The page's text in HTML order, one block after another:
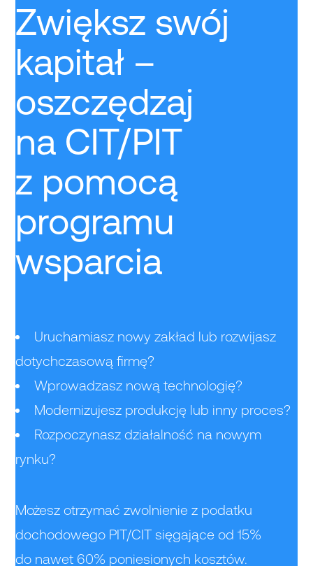
Zwiększ swój
kapitał –
oszczędzaj
na CIT/PIT
z pomocą
programu
wsparcia
Uruchamiasz nowy zakład lub rozwijasz
dotychczasową firmę?
Wprowadzasz nową technologię?
Modernizujesz produkcję lub inny proces?
Rozpoczynasz działalność na nowym
rynku?
Możesz otrzymać zwolnienie z podatku
dochodowego PIT/CIT sięgające od 15%
do nawet 60% poniesionych kosztów.